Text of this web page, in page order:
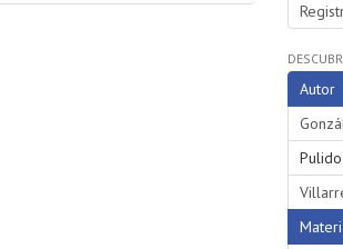
Autor